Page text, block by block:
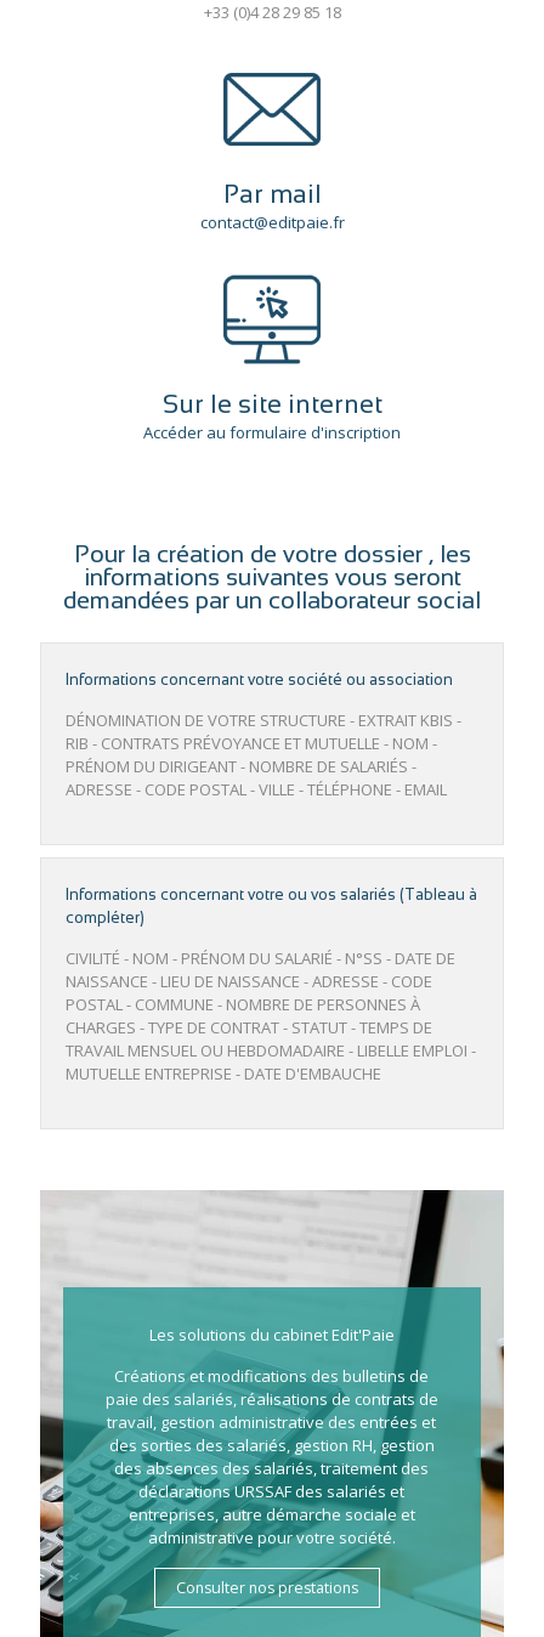
+33 (0)4 28 29 85 18
Par mail
contact@editpaie.fr
Sur le site internet
Accéder au formulaire d'inscription
Pour la création de votre dossier , les
informations suivantes vous seront
demandées par un collaborateur social
Informations concernant votre société ou association
DÉNOMINATION DE VOTRE STRUCTURE - EXTRAIT KBIS -
RIB - CONTRATS PRÉVOYANCE ET MUTUELLE - NOM -
PRÉNOM DU DIRIGEANT - NOMBRE DE SALARIÉS -
ADRESSE - CODE POSTAL - VILLE - TÉLÉPHONE - EMAIL
Informations concernant votre ou vos salariés (Tableau à
compléter)
CIVILITÉ - NOM - PRÉNOM DU SALARIÉ - N°SS - DATE DE
NAISSANCE - LIEU DE NAISSANCE - ADRESSE - CODE
POSTAL - COMMUNE - NOMBRE DE PERSONNES À
CHARGES - TYPE DE CONTRAT - STATUT - TEMPS DE
TRAVAIL MENSUEL OU HEBDOMADAIRE - LIBELLE EMPLOI -
MUTUELLE ENTREPRISE - DATE D'EMBAUCHE
Les solutions du cabinet Edit'Paie
Créations et modifications des bulletins de
paie des salariés, réalisations de contrats de
travail, gestion administrative des entrées et
des sorties des salariés, gestion RH, gestion
des absences des salariés, traitement des
déclarations URSSAF des salariés et
entreprises, autre démarche sociale et
administrative pour votre société.
Consulter nos prestations